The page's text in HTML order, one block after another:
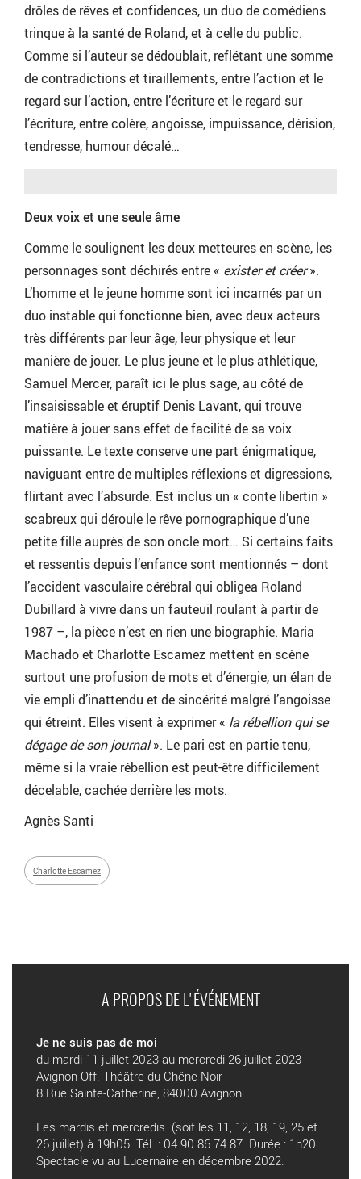
drôles de rêves et confidences, un duo de comédiens
trinque à la santé de Roland, et à celle du public.
Comme si l’auteur se dédoublait, reflétant une somme
de contradictions et tiraillements, entre l’action et le
regard sur l’action, entre l’écriture et le regard sur
l’écriture, entre colère, angoisse, impuissance, dérision,
tendresse, humour décalé…
Deux voix et une seule âme
Comme le soulignent les deux metteures en scène, les
personnages sont déchirés entre « exister et créer».
L’homme et le jeune homme sont ici incarnés par un
duo instable qui fonctionne bien, avec deux acteurs
très différents par leur âge, leur physique et leur
manière de jouer. Le plus jeune et le plus athlétique,
Samuel Mercer, paraît ici le plus sage, au côté de
l’insaisissable et éruptif Denis Lavant, qui trouve
matière à jouer sans effet de facilité de sa voix
puissante. Le texte conserve une part énigmatique,
naviguant entre de multiples réflexions et digressions,
flirtant avec l’absurde. Est inclus un « conte libertin »
scabreux qui déroule le rêve pornographique d’une
petite fille auprès de son oncle mort… Si certains faits
et ressentis depuis l’enfance sont mentionnés – dont
l’accident vasculaire cérébral qui obligea Roland
Dubillard à vivre dans un fauteuil roulant à partir de
1987 –, la pièce n’est en rien une biographie. Maria
Machado et Charlotte Escamez mettent en scène
surtout une profusion de mots et d’énergie, un élan de
vie empli d’inattendu et de sincérité malgré l’angoisse
qui étreint. Elles visent à exprimer « la rébellion qui se
dégage de son journal». Le pari est en partie tenu,
même si la vraie rébellion est peut-être difficilement
décelable, cachée derrière les mots.
Agnès Santi
Charlotte Escamez
A PROPOS DE L'ÉVÉNEMENT
Je ne suis pas de moi
du mardi 11 juillet 2023 au mercredi 26 juillet 2023
Avignon Off. Théâtre du Chêne Noir
8 Rue Sainte-Catherine, 84000 Avignon
Les mardis et mercredis (soit les 11, 12, 18, 19, 25 et
26 juillet) à 19h05. Tél. : 04 90 86 74 87. Durée : 1h20.
Spectacle vu au Lucernaire en décembre 2022.